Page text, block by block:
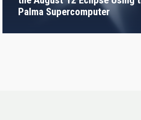
Palma Supercomputer